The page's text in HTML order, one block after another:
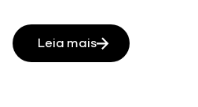
Leia mais